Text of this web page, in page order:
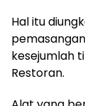
Hal itu
kesejumlah
Restoran.